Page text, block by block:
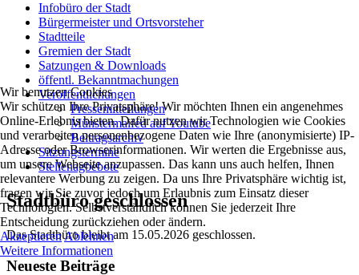
Infobüro der Stadt
Bürgermeister und Ortsvorsteher
Stadtteile
Gremien der Stadt
Satzungen & Downloads
öffentl. Bekanntmachungen
Veröffentlichungen
Pressemitteilungen
Münstermaifed auf Youtube
Beitragsarchiv
Sitzungstermine
Stellenagbebote
Stadtbüro geschlossen
Das Stadtbüro bleibt am 15.05.2026 geschlossen.
Neueste Beiträge
Wir benutzen Cookies
Wir schützen Ihre Privatsphäre! Wir möchten Ihnen ein angenehmes
Online-Erlebnis bieten. Dafür nutzen wir Technologien wie Cookies
und verarbeiten personenbezogene Daten wie Ihre (anonymisierte) IP-
Adresse oder Browserinformationen. Wir werten die Ergebnisse aus,
um unsere Webseite anzupassen. Das kann uns auch helfen, Ihnen
relevantere Werbung zu zeigen. Da uns Ihre Privatsphäre wichtig ist,
fragen wir Sie zuvor jedoch um Erlaubnis zum Einsatz dieser
Technologien. Selbstverständlich können Sie jederzeit Ihre
Entscheidung zurückziehen oder ändern.
AkzeptierenAblehnen
Weitere Informationen